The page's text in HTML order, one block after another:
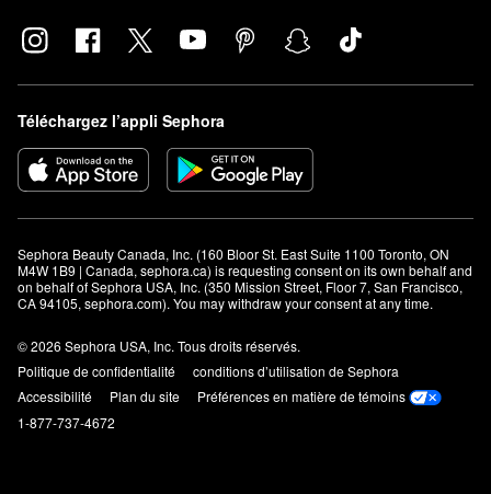
Téléchargez l’appli Sephora
Sephora Beauty Canada, Inc. (160 Bloor St. East Suite 1100 Toronto, ON
M4W 1B9 | Canada, sephora.ca) is requesting consent on its own behalf and
on behalf of Sephora USA, Inc. (350 Mission Street, Floor 7, San Francisco,
CA 94105, sephora.com). You may withdraw your consent at any time.
© 2026 Sephora USA, Inc. Tous droits réservés.
Politique de confidentialité
conditions d’utilisation de Sephora
Accessibilité
Plan du site
Préférences en matière de témoins
1-877-737-4672